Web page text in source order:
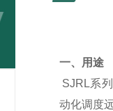
一、用途
SJRL系
动化调度